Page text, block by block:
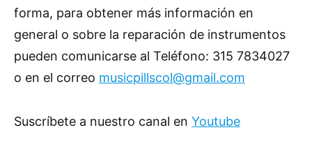
forma, para obtener más información en
general o sobre la reparación de instrumentos
pueden comunicarse al Teléfono: 315 7834027
o en el correo musicpillscol@gmail.com
Suscríbete a nuestro canal en Youtube